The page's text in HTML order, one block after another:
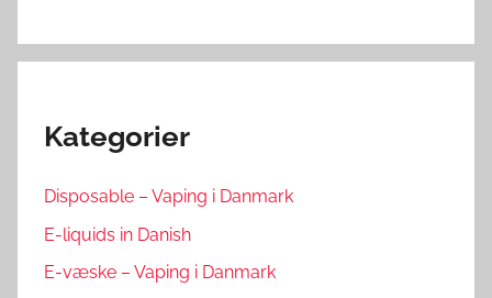
Kategorier
Disposable – Vaping i Danmark
E-liquids in Danish
E-væske – Vaping i Danmark